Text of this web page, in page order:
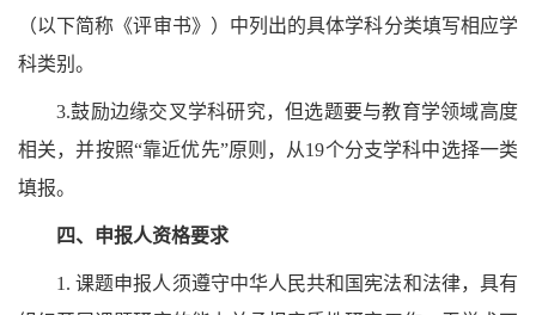
（以下简称《评审书》）中列出的具体学科分类填写相应学
科类别。
3.鼓励边缘交叉学科研究，但选题要与教育学领域高度
相关，并按照“靠近优先”原则，从19个分支学科中选择一类
填报。
四、 申报人资格要求
1.课题申报人须遵守中华人民共和国宪法和法律，具有